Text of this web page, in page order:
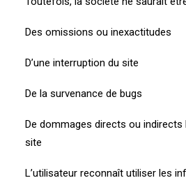
Des omissions ou inexactitudes
D’une interruption du site
De la survenance de bugs
De dommages directs ou indirects
site
L’utilisateur reconnaît utiliser les